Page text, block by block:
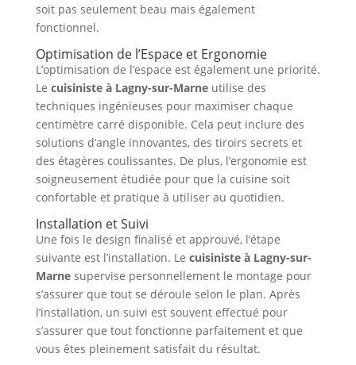
soit pas seulement beau mais également
fonctionnel.
Optimisation de l’Espace et Ergonomie
L’optimisation de l’espace est également une priorité.
Le cuisiniste à Lagny-sur-Marneutilise des
techniques ingénieuses pour maximiser chaque
centimètre carré disponible. Cela peut inclure des
solutions d’angle innovantes, des tiroirs secrets et
des étagères coulissantes. De plus, l’ergonomie est
soigneusement étudiée pour que la cuisine soit
confortable et pratique à utiliser au quotidien.
Installation et Suivi
Une fois le design finalisé et approuvé, l’étape
suivante est l’installation. Le cuisiniste à Lagny-sur-
Marnesupervise personnellement le montage pour
s’assurer que tout se déroule selon le plan. Après
l’installation, un suivi est souvent effectué pour
s’assurer que tout fonctionne parfaitement et que
vous êtes pleinement satisfait du résultat.